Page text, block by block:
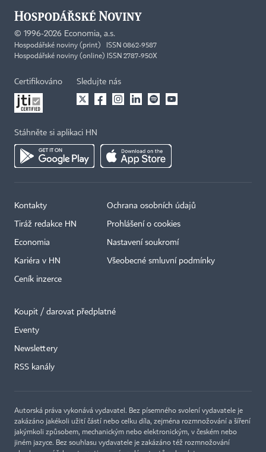
© 1996-2026 Economia, a.s.
Hospodářské noviny (print) ISSN 0862-9587
Hospodářské noviny (online) ISSN 2787-950X
Certifikováno Sledujte nás
Stáhněte si aplikaci HN
Kontakty
Tiráž redakce HN
Economia
Kariéra v HN
Ceník inzerce
Ochrana osobních údajů
Prohlášení o cookies
Nastavení soukromí
Všeobecné smluvní podmínky
Koupit / darovat předplatné
Eventy
Newslettery
RSS kanály
Autorská práva vykonává vydavatel. Bez písemného svolení vydavatele je
zakázáno jakékoli užití částí nebo celku díla, zejména rozmnožování a šíření
jakýmkoli způsobem, mechanickým nebo elektronickým, v českém nebo
jiném jazyce. Bez souhlasu vydavatele je zakázáno též rozmnožování